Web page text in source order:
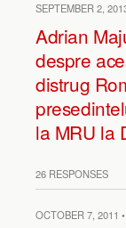
SEPTEMBER 2,
Adrian
despre
distrug
la MRU la
26 RESPONSES
OCTOBER 7, 2011